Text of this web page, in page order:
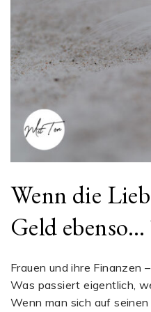
Wenn die
Geld
Frauen und ihre Finanzen
Was passiert eigentlich,
Wenn man sich auf